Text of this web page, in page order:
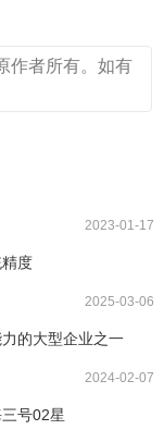
作者所有。如有
2023-01-17
度
2025-03-06
的大型企业之一
2024-02-07
号02星